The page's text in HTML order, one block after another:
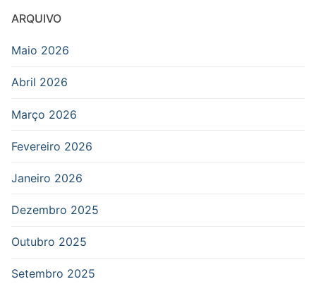
ARQUIVO
Maio 2026
Abril 2026
Março 2026
Fevereiro 2026
Janeiro 2026
Dezembro 2025
Outubro 2025
Setembro 2025